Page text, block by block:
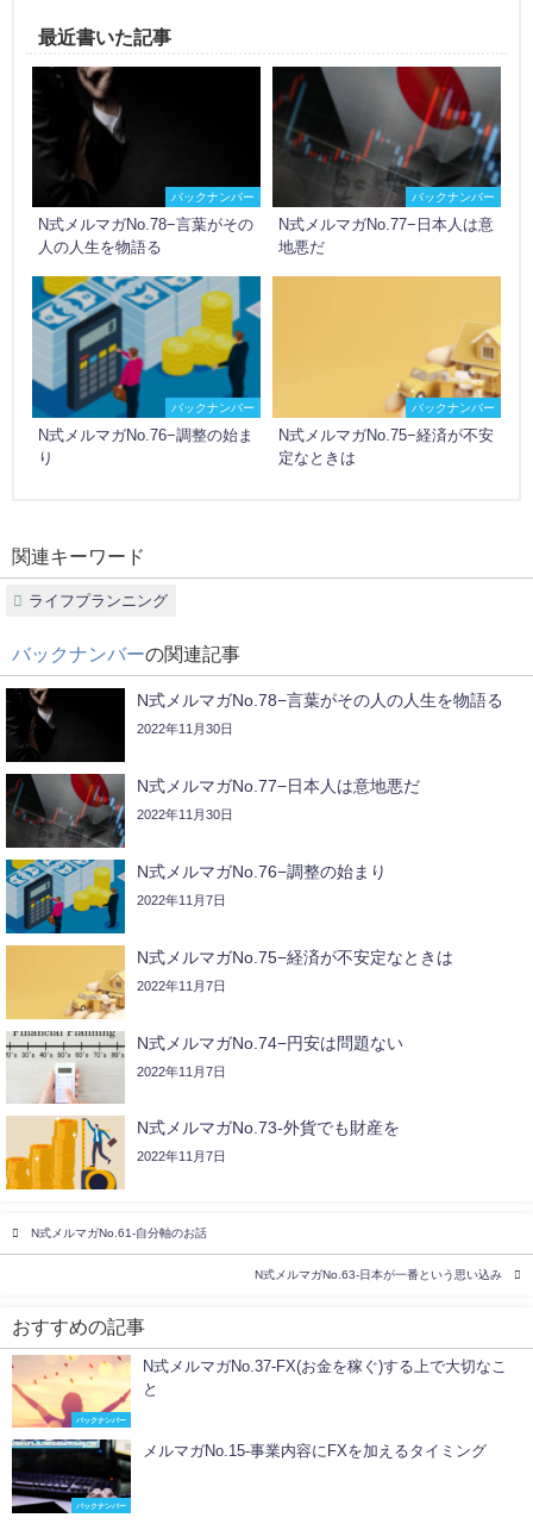
最近書いた記事
バックナンバー
N式メルマガNo.78−言葉がその
人の人生を物語る
バックナンバー
N式メルマガNo.77−日本人は意
地悪だ
バックナンバー
N式メルマガNo.76−調整の始ま
り
バックナンバー
N式メルマガNo.75−経済が不安
定なときは
関連キーワード
ライフプランニング
バックナンバーの関連記事
N式メルマガNo.78−言葉がその人の人生を物語る
2022年11月30日
N式メルマガNo.77−日本人は意地悪だ
2022年11月30日
N式メルマガNo.76−調整の始まり
2022年11月7日
N式メルマガNo.75−経済が不安定なときは
2022年11月7日
N式メルマガNo.74−円安は問題ない
2022年11月7日
N式メルマガNo.73-外貨でも財産を
2022年11月7日
N式メルマガNo.61-自分軸のお話
N式メルマガNo.63-日本が一番という思い込み
おすすめの記事
バックナンバー
N式メルマガNo.37-FX(お金を稼ぐ)する上で大切なこ
と
バックナンバー
メルマガNo.15-事業内容にFXを加えるタイミング